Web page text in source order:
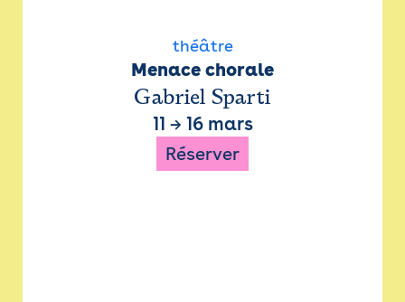
théâtre
Menace chorale
Gabriel Sparti
11 → 16 mars
Réserver